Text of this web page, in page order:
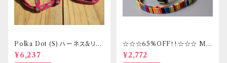
Polka Dot (S) ハーネス&リー
ドセット _ フントヒュッテオリジ
ナル
¥6,237
☆☆☆65%OFF！！☆☆☆ Mサ
イズ 首輪&リードセット _ フント
ヒュッテオリジナル
¥2,772